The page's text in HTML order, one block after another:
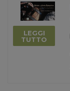
LEGGI
TUTTO